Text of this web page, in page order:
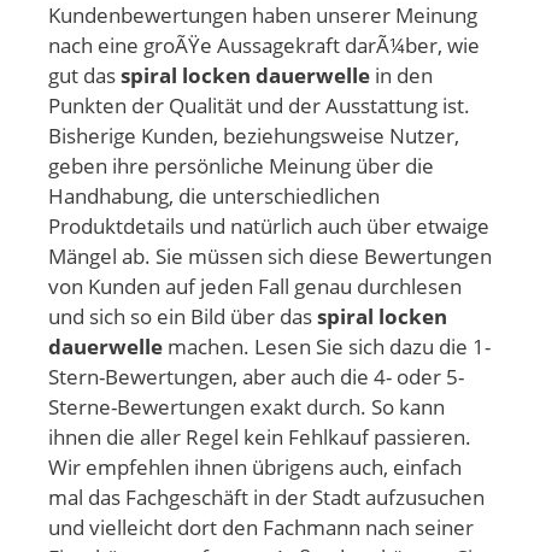
Kundenbewertungen haben unserer Meinung
nach eine groÃŸe Aussagekraft darÃ¼ber, wie
gut dasspiral locken dauerwelle in den
Punkten der Qualität und der Ausstattung ist.
Bisherige Kunden, beziehungsweise Nutzer,
geben ihre persönliche Meinung über die
Handhabung, die unterschiedlichen
Produktdetails und natürlich auch über etwaige
Mängel ab. Sie müssen sich diese Bewertungen
von Kunden auf jeden Fall genau durchlesen
und sich so ein Bild über dasspiral locken
dauerwelle machen. Lesen Sie sich dazu die 1-
Stern-Bewertungen, aber auch die 4- oder 5-
Sterne-Bewertungen exakt durch. So kann
ihnen die aller Regel kein Fehlkauf passieren.
Wir empfehlen ihnen übrigens auch, einfach
mal das Fachgeschäft in der Stadt aufzusuchen
und vielleicht dort den Fachmann nach seiner